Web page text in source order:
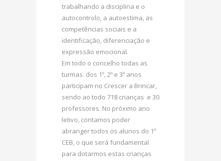
trabalhando a disciplina e o
autocontrolo, a autoestima, as
competências sociais e a
identificação, diferenciação e
expressão emocional.
Em todo o concelho todas as
turmas dos 1º, 2º e 3º anos
participam no Crescer a Brincar,
sendo ao todo 718 crianças e 30
professores. No próximo ano
letivo, contamos poder
abranger todos os alunos do 1º
CEB, o que será fundamental
para dotarmos estas crianças